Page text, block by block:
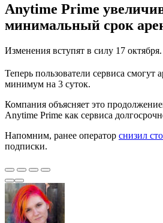
Anytime Prime
минимальный срок
Изменения вступят в силу 17 октября.
Теперь пользователи сервиса смогут
минимум на 3 суток.
Компания объясняет это
Anytime Prime как сервиса
Напомним, ранее оператор снизил
подписки.